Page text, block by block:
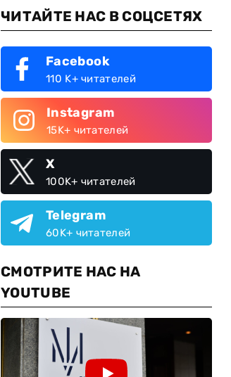
ЧИТАЙТЕ НАС В СОЦСЕТЯХ
Facebook
110 K+ читателей
Instagram
15K+ читателей
X
100K+ читателей
Telegram
60K+ читателей
СМОТРИТЕ НАС НА
YOUTUBE